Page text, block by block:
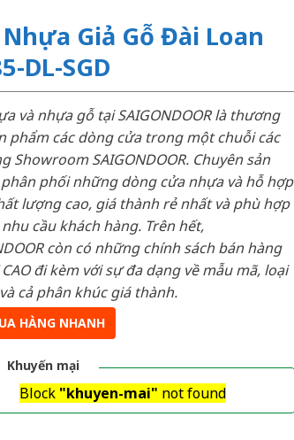
Giả Gỗ Đài Loan
DL-SGD
và nhựa gỗ tại SAIGONDOOR là thương
phẩm các dòng cửa trong một chuỗi các
Showroom SAIGONDOOR. Chuyên sản
phối những dòng cửa nhựa và hỗ hợp
lượng cao, giá thành rẻ nhất và phù hợp
cầu khách hàng. Trên hết,
còn có những chính sách bán hàng
đi kèm với sự đa dạng về mẫu mã, loại
cả phân khúc giá thành.
HÀNG NHANH
Khuyến mại
Block "khuyen-mai" not found